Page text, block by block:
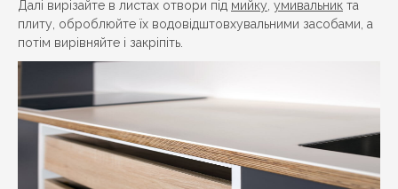
Далі вирізайте в листах отвори під мийку умивальник та
плиту, оброблюйте їх водовідштовхувальними засобами, а
потім вирівняйте і закріпіть.